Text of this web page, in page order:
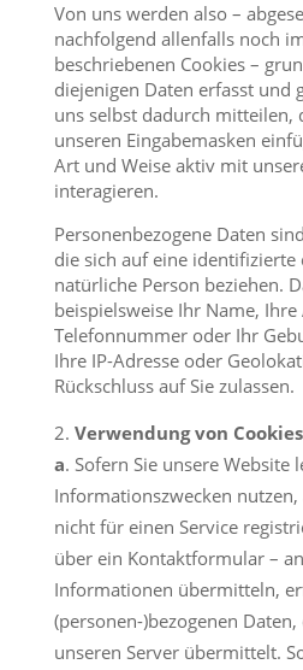
Von uns werden also –
nachfolgend allenfalls noch
beschriebenen Cookies –
diejenigen Daten erfasst und
uns selbst dadurch mitteilen,
unseren Eingabemasken
Art und Weise aktiv mit
interagieren.
Personenbezogene Daten
die sich auf eine
natürliche Person beziehen.
beispielsweise Ihr Name,
Telefonnummer oder Ihr
Ihre IP-Adresse oder
Rückschluss auf Sie zulassen.
Verwendung von Cookies
a. Sofern Sie unsere Website
Informationszwecken nutzen,
nicht für einen Service
über ein Kontaktformular –
Informationen übermitteln,
(personen-)bezogenen
unseren Server übermittelt.